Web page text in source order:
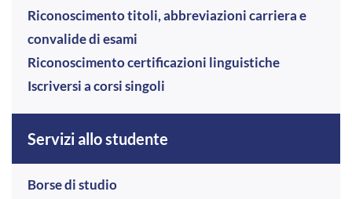
Riconoscimento titoli, abbreviazioni carriera e
convalide di esami
Riconoscimento certificazioni linguistiche
Iscriversi a corsi singoli
Servizi allo studente
Borse di studio